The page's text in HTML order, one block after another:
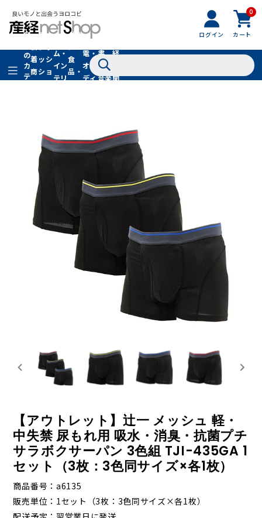
ログイン
0
カート
全
の
カ
テ
着
商
品
フ
ッ
シ
ョ
フ
ァ
シ
ョ
ン
ム・
イン
テリ
グル
食
品・
ドリ
家
電・
オー
ディ
書
籍・
音楽
経
聞
【アウトレット】辻一 メッシュ 軽・
中失禁 尿もれ用 吸水・消臭・抗菌プチ
サラボクサーパン 3色組 TJI-435GA 1
セット（3枚：3色同サイズ×各1枚）
商品番号
a6135
販売単位
1セット（3枚：3色同サイズ×各1枚）